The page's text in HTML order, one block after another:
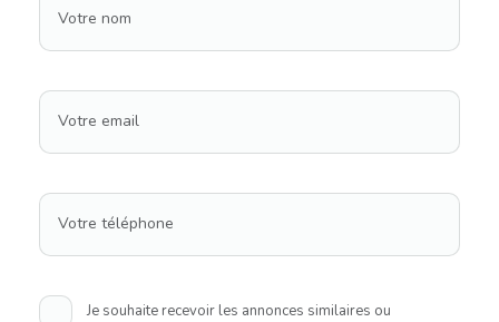
Votre nom
Votre email
Votre téléphone
Je souhaite recevoir les annonces similaires ou